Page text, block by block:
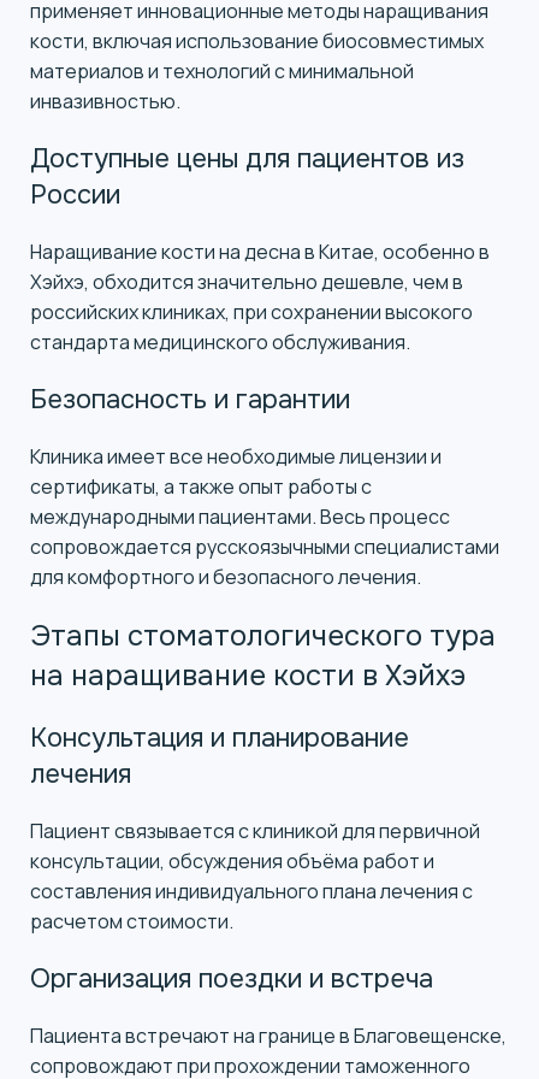
применяет инновационные методы наращивания
кости, включая использование биосовместимых
материалов и технологий с минимальной
инвазивностью.
Доступные цены для пациентов из
России
Наращивание кости на десна в Китае, особенно в
Хэйхэ, обходится значительно дешевле, чем в
российских клиниках, при сохранении высокого
стандарта медицинского обслуживания.
Безопасность и гарантии
Клиника имеет все необходимые лицензии и
сертификаты, а также опыт работы с
международными пациентами. Весь процесс
сопровождается русскоязычными специалистами
для комфортного и безопасного лечения.
Этапы стоматологического тура
на наращивание кости в Хэйхэ
Консультация и планирование
лечения
Пациент связывается с клиникой для первичной
консультации, обсуждения объёма работ и
составления индивидуального плана лечения с
расчетом стоимости.
Организация поездки и встреча
Пациента встречают на границе в Благовещенске,
сопровождают при прохождении таможенного